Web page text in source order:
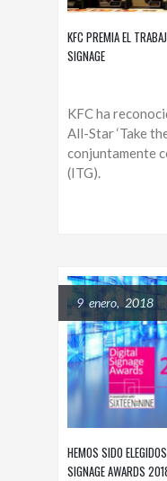
KFC PREMIA EL
SIGNAGE
KFC ha
All-Star ‘Take
conjuntamente
(ITG).
9 enero, 2018
HEMOS SIDO
SIGNAGE AWARDS